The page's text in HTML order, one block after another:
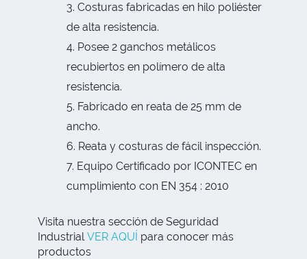
Costuras fabricadas en hilo poliéster
de alta resistencia.
Posee 2 ganchos metálicos
recubiertos en polímero de alta
resistencia.
Fabricado en reata de 25 mm de
ancho.
Reata y costuras de fácil inspección.
Equipo Certificado por ICONTEC en
cumplimiento con EN 354 : 2010
Visita nuestra sección de Seguridad
IndustrialVER AQUÍ para conocer más
productos